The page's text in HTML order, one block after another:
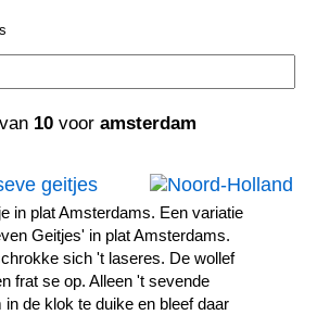
van 10 vooramsterdam
geitjes
in plat Amsterdams. Een variatie
Geitjes' in plat Amsterdams.
sich 't laseres. De wollef
frat se op. Alleen 't sevende
de klok te duike en bleef daar